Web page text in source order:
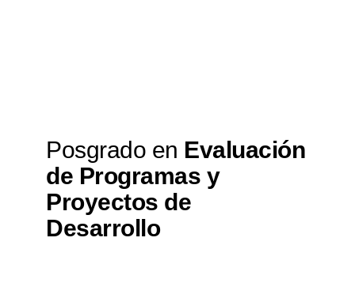
Posgrado en Evaluación
de Programas y
Proyectos de
Desarrollo